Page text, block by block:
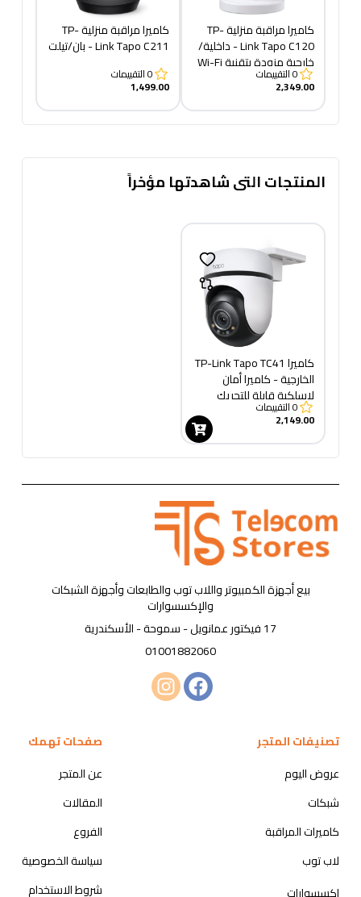
كاميرا مراقبة منزلية TP-
Link Tapo C120 - داخلية/
خارجية مزودة بتقنية Wi-Fi
0التقييمات
2,349.00
كاميرا مراقبة منزلية TP-
Link Tapo C211 - بان/تيلت
0التقييمات
1,499.00
المنتجات التى شاهدتها مؤخراً
كاميرا TP-Link Tapo TC41
الخارجية - كاميرا أمان
لاسلكية قابلة للتحريك
والإمالة
0التقييمات
2,149.00
بيع أجهزة الكمبيوتر واللاب توب والطابعات وأجهزة الشبكات
والإكسسوارات
17 فيكتور عمانويل - سموحة - الأسكندرية
01001882060
تصنيفات المتجر
عروض اليوم
شبكات
كاميرات المراقبة
لاب توب
صفحات تهمك
عن المتجر
المقالات
الفروع
سياسة الخصوصية
شروط الاستخدام